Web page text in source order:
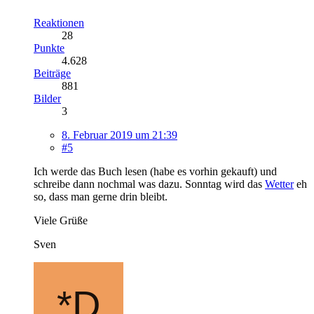
Reaktionen
28
Punkte
4.628
Beiträge
881
Bilder
3
8. Februar 2019 um 21:39
#5
Ich werde das Buch lesen (habe es vorhin gekauft) und
schreibe dann nochmal was dazu. Sonntag wird das Wettereh
so, dass man gerne drin bleibt.
Viele Grüße
Sven